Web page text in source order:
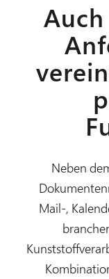
Neben
Mail-,